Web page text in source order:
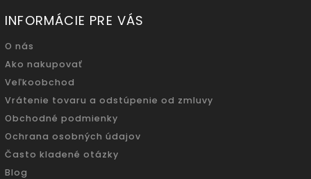
INFORMÁCIE PRE VÁS
O nás
Ako nakupovať
Veľkoobchod
Vrátenie tovaru a odstúpenie od zmluvy
Obchodné podmienky
Ochrana osobných údajov
Často kladené otázky
Blog